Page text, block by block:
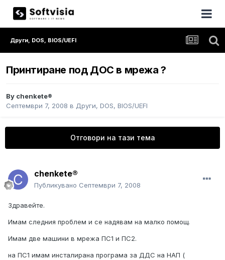
Други, DOS, BIOS/UEFI
Принтиране под ДОС в мрежа ?
By chenkete®
Септември 7, 2008 в Други, DOS, BIOS/UEFI
Отговори на тази тема
chenkete®
Публикувано Септември 7, 2008
Здравейте.
Имам следния проблем и се надявам на малко помощ.
Имам две машини в мрежа ПС1 и ПС2.
на ПС1 имам инсталирана програма за ДДС на НАП (